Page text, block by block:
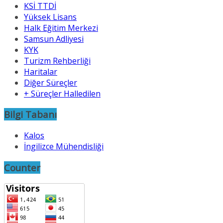
KSİ TTDİ
Yüksek Lisans
Halk Eğitim Merkezi
Samsun Adliyesi
KYK
Turizm Rehberliği
Haritalar
Diğer Süreçler
+ Süreçler Halledilen
Bilgi Tabanı
Kalos
İngilizce Mühendisliği
Counter